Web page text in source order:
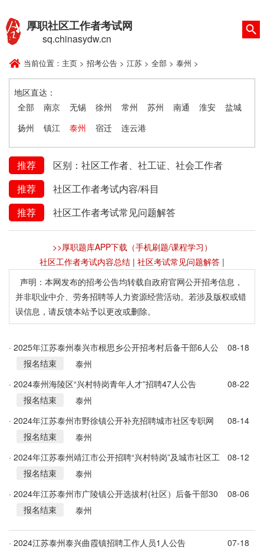
厚职社区工作者考试网
sq.chinasydw.cn
当前位置： 主页 > 招考公告 > 江苏 > 全部 > 泰州 >
地区直达：
全部
南京 无锡 徐州 常州 苏州 南通 淮安
盐城
扬州
镇江 泰州 宿迁 连云港
推荐
区别：社区工作者、社工证、社会工作者
推荐
社区工作者考试内容/科目
推荐
社区工作者考试常见问题解答
>>厚职题库APP下载（手机刷题/课程学习）
社区工作者考试内容总结 | 社区考试常见问题解答 |
声明：本网发布的招考公告均转载自政府官网公开招考信息，
并非职业中介、劳务招聘等人力资源经营活动。若涉及版权或错
误信息，请反馈本站予以更改或删除。
· 2025年江苏泰州泰兴市根思乡公开招考村后备干部6人公
08-18
报名结束
泰州
· 2024泰州海陵区“兴村特岗青年人才”招聘47人公告
08-22
报名结束
泰州
· 2024年江苏泰州市野徐镇公开补充招聘城市社区专职网
格员6人简章
08-14
报名结束
泰州
· 2024年江苏泰州靖江市公开招聘“兴村特岗”及城市社区工
作者63人简章
08-12
报名结束
泰州
· 2024年江苏泰州市广陵镇公开选拔村(社区）后备干部30
名简章
08-06
报名结束
泰州
· 2024江苏泰州泰兴曲霞镇招聘工作人员1人公告
07-18